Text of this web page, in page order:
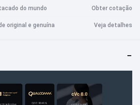
rápido = Conecte-se em um segundo
modo mono/estéreo
do mundo Obter cotação
original e genuína Veja detalhes